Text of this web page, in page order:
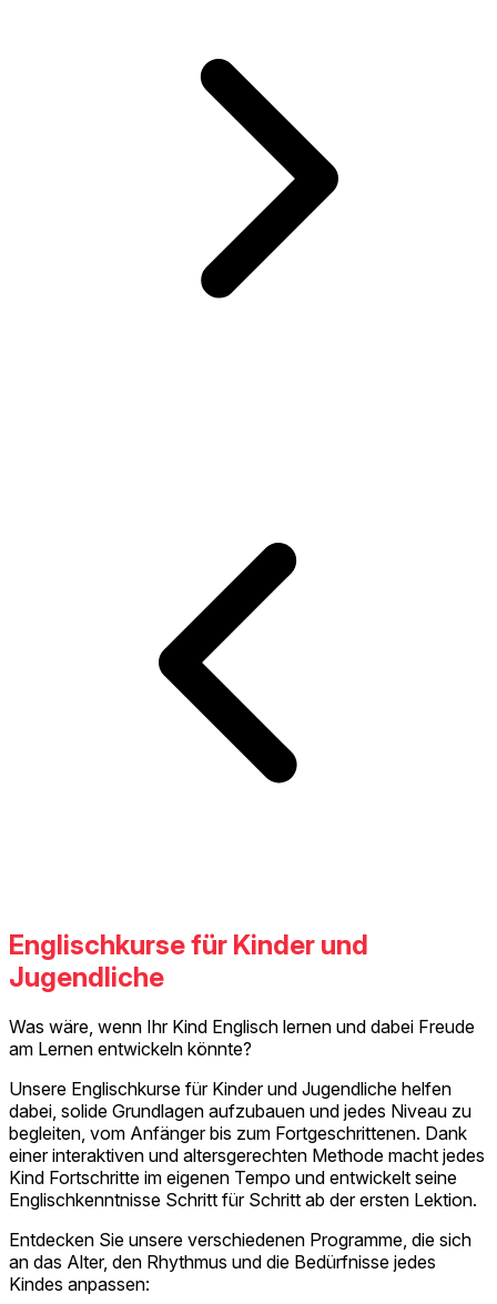
Englischkurse für Kinder und
Jugendliche
Was wäre, wenn Ihr Kind Englisch lernen und dabei Freude
am Lernen entwickeln könnte?
Unsere Englischkurse für Kinder und Jugendliche helfen
dabei, solide Grundlagen aufzubauen und jedes Niveau zu
begleiten, vom Anfänger bis zum Fortgeschrittenen. Dank
einer interaktiven und altersgerechten Methode macht jedes
Kind Fortschritte im eigenen Tempo und entwickelt seine
Englischkenntnisse Schritt für Schritt ab der ersten Lektion.
Entdecken Sie unsere verschiedenen Programme, die sich
an das Alter, den Rhythmus und die Bedürfnisse jedes
Kindes anpassen: